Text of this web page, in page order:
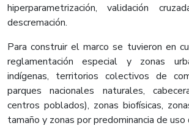
hiperparametrización, validación
descremación.
Para construir el marco se tuvieron en
reglamentación especial y zonas
indígenas, territorios colectivos de
parques nacionales naturales,
centros poblados), zonas biofísicas,
tamaño y zonas por predominancia de